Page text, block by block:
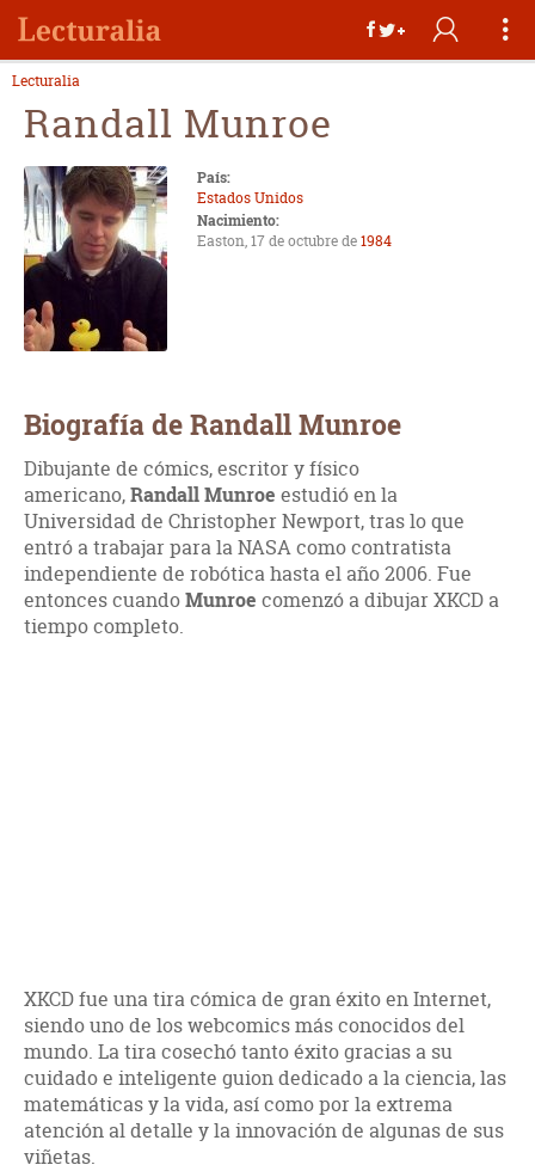
Lecturalia
Randall Munroe
País:
Estados Unidos
Nacimiento:
Easton, 17 de octubre de1984
Biografía de Randall Munroe
Dibujante de cómics, escritor y físico
americano,Randall Munroe estudió en la
Universidad de Christopher Newport, tras lo que
entró a trabajar para la NASA como contratista
independiente de robótica hasta el año 2006. Fue
entonces cuandoMunroe comenzó a dibujar XKCD a
tiempo completo.
XKCD fue una tira cómica de gran éxito en Internet,
siendo uno de los webcomics más conocidos del
mundo. La tira cosechó tanto éxito gracias a su
cuidado e inteligente guion dedicado a la ciencia, las
matemáticas y la vida, así como por la extrema
atención al detalle y la innovación de algunas de sus
viñetas.